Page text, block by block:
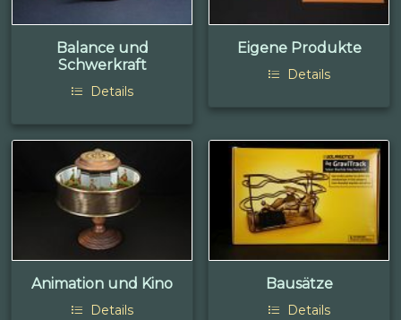
Balance und
Schwerkraft
Details
Eigene Produkte
Details
Animation und Kino
Details
Bausätze
Details